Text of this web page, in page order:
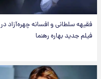
فقیهه سلطانی و افسانه چهره‌آزاد در
فیلم جدید بهاره رهنما